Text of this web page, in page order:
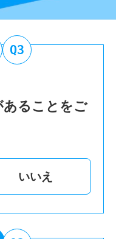
Q3
あることをご
いいえ